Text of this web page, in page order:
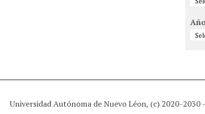
Universidad Autónoma de Nuevo Léon, (c) 2020-2030 -